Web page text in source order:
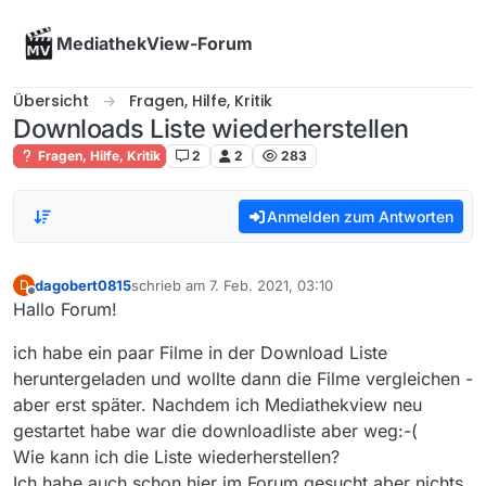
MediathekView-Forum
Übersicht Fragen, Hilfe, Kritik
Downloads Liste wiederherstellen
Fragen, Hilfe, Kritik 2 2 283
Anmelden zum Antworten
D
Offline
dagobert0815schrieb am 7. Feb. 2021, 03:10
zuletzt editiert von
Hallo Forum!
ich habe ein paar Filme in der Download Liste
heruntergeladen und wollte dann die Filme vergleichen -
aber erst später. Nachdem ich Mediathekview neu
gestartet habe war die downloadliste aber weg:-(
Wie kann ich die Liste wiederherstellen?